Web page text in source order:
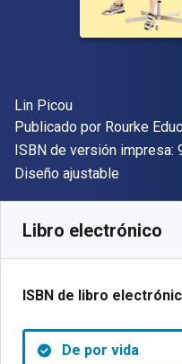
Autor(es)
Lin Picou
Editor
Publicado por Rourke
ISBN de versión impresa:
Formato
Diseño ajustable
Libro electrónico
ISBN de libro
De por vida